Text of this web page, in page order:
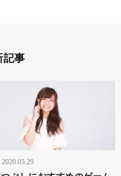
記事
2020.05.29